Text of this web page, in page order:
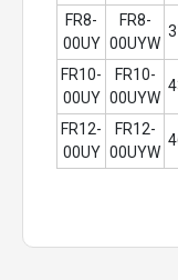
FR8-
00UY
FR8-
00UYW
FR10-
00UY
FR10-
00UYW
FR12-
00UY
FR12-
00UYW